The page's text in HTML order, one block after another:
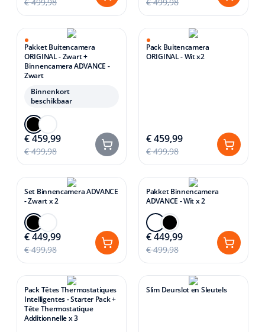
Pakket Buitencamera
ORIGINAL - Zwart +
Binnencamera ADVANCE -
Zwart
Binnenkort
beschikbaar
€ 459,99
€ 499,98
Pack Buitencamera
ORIGINAL - Wit x2
€ 459,99
€ 499,98
Set Binnencamera ADVANCE
- Zwart x 2
€ 449,99
€ 499,98
Pakket Binnencamera
ADVANCE - Wit x 2
€ 449,99
€ 499,98
Pack Têtes Thermostatiques
Intelligentes - Starter Pack +
Tête Thermostatique
Additionnelle x 3
Slim Deurslot en Sleutels